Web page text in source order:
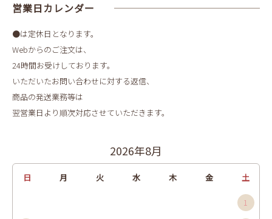
営業日カレンダー
●は定休日となります。
Webからのご注文は、
24時間お受けしております。
いただいたお問い合わせに対する返信、
商品の発送業務等は
翌営業日より順次対応させていただきます。
2026年8月
日 月 火 水 木 金 土
1